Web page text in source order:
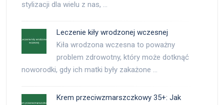
stylizacji dla wielu z nas, …
Leczenie kiły wrodzonej wczesnej
Kiła wrodzona wczesna to poważny
problem zdrowotny, który może dotknąć
noworodki, gdy ich matki były zakażone …
Krem przeciwzmarszczkowy 35+: Jak